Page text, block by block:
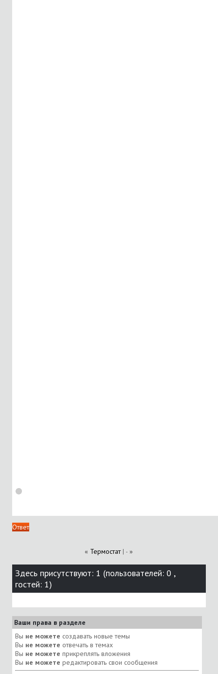
Ответ
« Термостат| -»
Здесь присутствуют: 1 (пользователей: 0 ,
гостей: 1)
Ваши права в разделе
Вы не можете создавать новые темы
Вы не можете отвечать в темах
Вы не можете прикреплять вложения
Вы не можете редактировать свои сообщения